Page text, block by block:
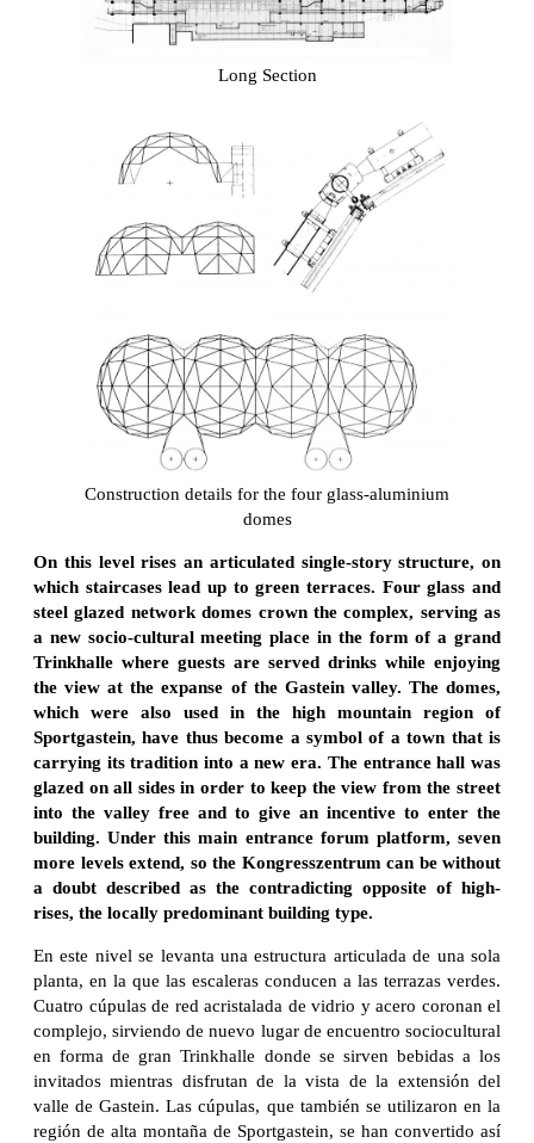
Long Section
Construction details for the four glass-aluminium
domes
On this level rises an articulated single-story structure, on
which staircases lead up to green terraces. Four glass and
steel glazed network domes crown the complex, serving as
a new socio-cultural meeting place in the form of a grand
Trinkhalle where guests are served drinks while enjoying
the view at the expanse of the Gastein valley. The domes,
which were also used in the high mountain region of
Sportgastein, have thus become a symbol of a town that is
carrying its tradition into a new era. The entrance hall was
glazed on all sides in order to keep the view from the street
into the valley free and to give an incentive to enter the
building. Under this main entrance forum platform, seven
more levels extend, so the Kongresszentrum can be without
a doubt described as the contradicting opposite of high-
rises, the locally predominant building type.
En este nivel se levanta una estructura articulada de una sola
planta, en la que las escaleras conducen a las terrazas verdes.
Cuatro cúpulas de red acristalada de vidrio y acero coronan el
complejo, sirviendo de nuevo lugar de encuentro sociocultural
en forma de gran Trinkhalle donde se sirven bebidas a los
invitados mientras disfrutan de la vista de la extensión del
valle de Gastein. Las cúpulas, que también se utilizaron en la
región de alta montaña de Sportgastein, se han convertido así